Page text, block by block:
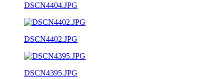
DSCN4404.JPG
DSCN4402.JPG
DSCN4395.JPG